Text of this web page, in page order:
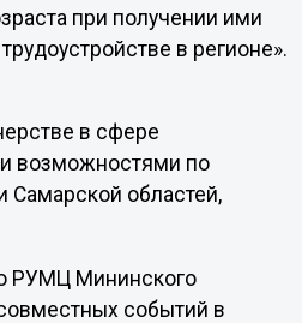
при получении ими
в регионе».
в сфере
возможностями по
Самарской областей,
РУМЦ Мининского
событий в